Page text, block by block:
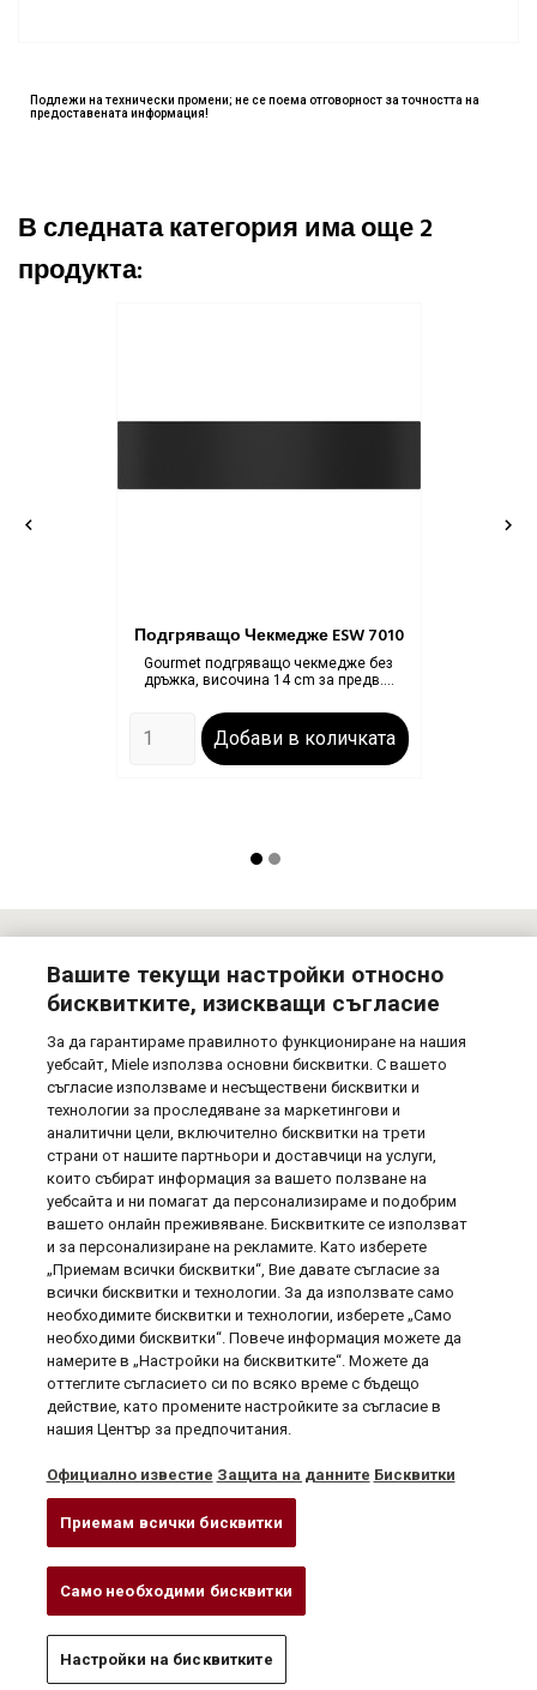
Подлежи на технически промени; не се поема отговорност за точността на
предоставената информация!
В следната категория има още 2
продукта:
Подгряващо Чекмедже ESW 7010
Gourmet подгряващо чекмедже без
дръжка, височина 14 cm за предв....
Добави в количката
 
ESW 7010 Gourmet...
ДОБАВИ В КОЛИЧКАТА
Newsletter
предстящи намаления, нови продукти и специални
предложения от Miele!
Полезна информация
Вашият профил
Информация за магазина
Вашите текущи настройки относно
бисквитките, изискващи съгласие
За да гарантираме правилното функциониране на нашия
уебсайт, Miele използва основни бисквитки. С вашето
съгласие използваме и несъществени бисквитки и
технологии за проследяване за маркетингови и
аналитични цели, включително бисквитки на трети
страни от нашите партньори и доставчици на услуги,
които събират информация за вашето ползване на
уебсайта и ни помагат да персонализираме и подобрим
вашето онлайн преживяване. Бисквитките се използват
и за персонализиране на рекламите. Като изберете
„Приемам всички бисквитки“, Вие давате съгласие за
всички бисквитки и технологии. За да използвате само
необходимите бисквитки и технологии, изберете „Само
необходими бисквитки“. Повече информация можете да
намерите в „Настройки на бисквитките“. Можете да
оттеглите съгласието си по всяко време с бъдещо
действие, като промените настройките за съгласие в
нашия Център за предпочитания.
Официално известие Защита на данните Бисквитки
Приемам всички бисквитки
Само необходими бисквитки
Настройки на бисквитките